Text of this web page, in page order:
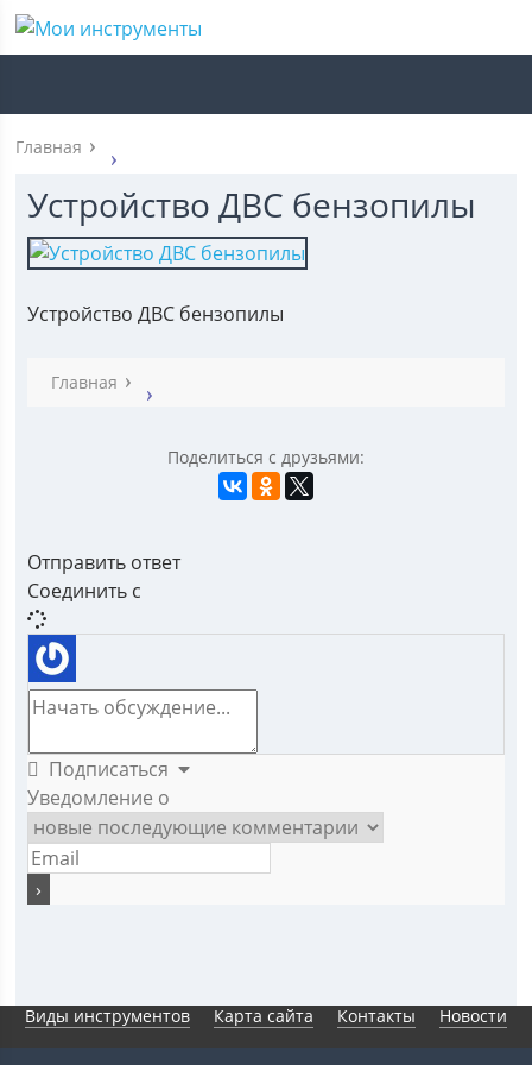
Главная
Устройство ДВС бензопилы
Устройство ДВС бензопилы
Главная
Поделиться с друзьями:
Отправить ответ
Соединить с
Подписаться
Уведомление о
Виды инструментов Карта сайта Контакты Новости